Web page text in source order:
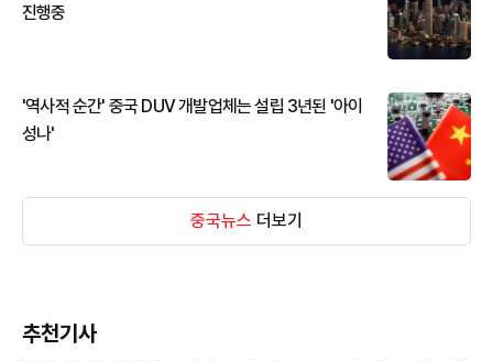
진행중
'역사적 순간' 중국 DUV 개발업체는 설립 3년된 '아이
성나'
중국뉴스 더보기
추천기사